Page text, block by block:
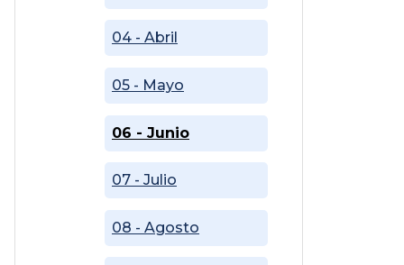
04 - Abril
05 - Mayo
06 - Junio
07 - Julio
08 - Agosto